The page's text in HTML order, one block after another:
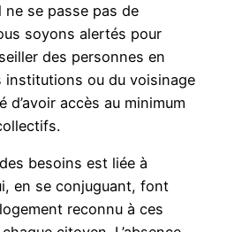
ne se passe pas de
soyons alertés pour
des personnes en
institutions ou du voisinage
d’avoir accès au minimum
besoins est liée à
en se conjuguant, font
reconnu à ces